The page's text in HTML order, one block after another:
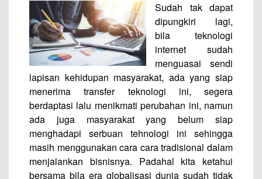
Sudah tak dapat
dipungkiri lagi,
bila teknologi
internet sudah
menguasai sendi
lapisan kehidupan masyarakat, ada yang siap
menerima transfer teknologi ini, segera
berdaptasi lalu menikmati perubahan ini, namun
ada juga masyarakat yang belum siap
menghadapi serbuan tehnologi ini sehingga
masih menggunakan cara cara tradisional dalam
menjalankan bisnisnya. Padahal kita ketahui
bersama bila era globalisasi dunia sudah tidak